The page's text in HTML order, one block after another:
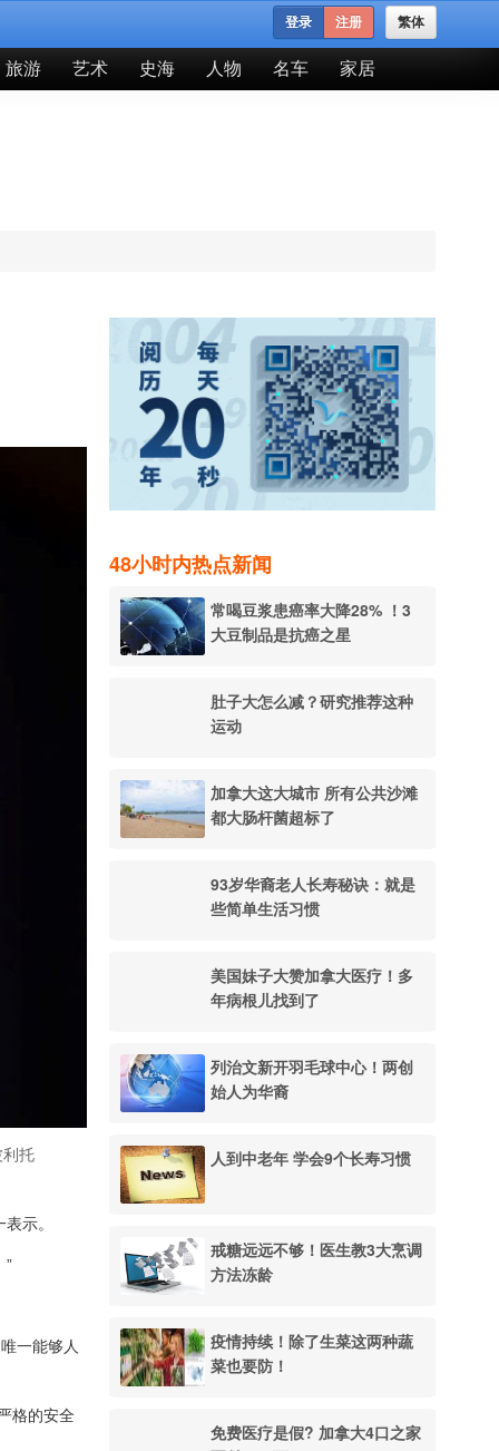
繁体
登录 注册
旅游 艺术 史海 人物 名车 家居
利托
示。
”
一能够人
格的安全
48小时内热点新闻
常喝豆浆患癌率大降28% ！3
大豆制品是抗癌之星
肚子大怎么减？研究推荐这种
运动
加拿大这大城市 所有公共沙滩
都大肠杆菌超标了
93岁华裔老人长寿秘诀：就是
些简单生活习惯
美国妹子大赞加拿大医疗！多
年病根儿找到了
列治文新开羽毛球中心！两创
始人为华裔
人到中老年 学会9个长寿习惯
戒糖远远不够！医生教3大烹调
方法冻龄
疫情持续！除了生菜这两种蔬
菜也要防！
免费医疗是假? 加拿大4口之家